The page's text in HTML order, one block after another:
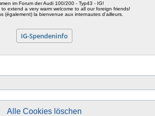
im Forum der Audi 100/200 - Typ43 - IG!
extend a very warm welcome to all our foreign friends!
(également) la bienvenue aux internautes d'ailleurs.
IG-Spendeninfo
Alle Cookies löschen